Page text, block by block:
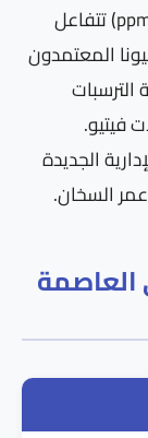
مياه العاصمة الإدارية الجديدة (130-180 ppm) تتفاعل
المعتمدون
فيتيو.
الجديدة
السخان.
العاصمة